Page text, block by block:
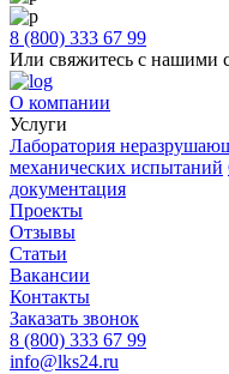
8 (800) 333 67 99
Или свяжитесь с нашими
О компании
Услуги
Лаборатория
механических испытаний
документация
Проекты
Отзывы
Статьи
Вакансии
Контакты
Заказать звонок
8 (800) 333 67 99
info@lks24.ru